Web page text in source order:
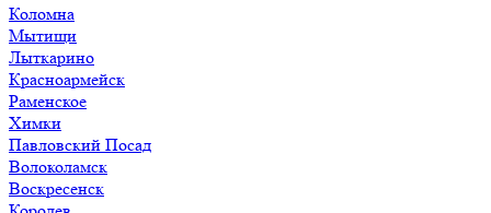
Коломна
Мытищи
Лыткарино
Красноармейск
Раменское
Химки
Павловский Посад
Волоколамск
Воскресенск